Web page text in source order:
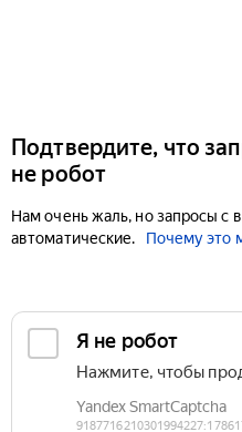
Подтвердите, что
не робот
Нам очень жаль, но запросы с
автоматические.
Почему это